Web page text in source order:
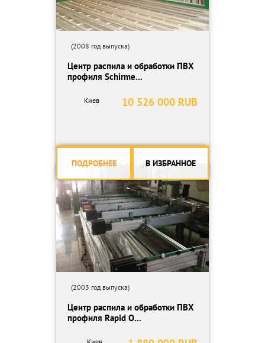
(2008 год выпуска)
Центр распила и обработки ПВХ
профиля Schirme...
10 526 000 RUB
Киев
ПОДРОБНЕЕ В ИЗБРАННОЕ
(2003 год выпуска)
Центр распила и обработки ПВХ
профиля Rapid O...